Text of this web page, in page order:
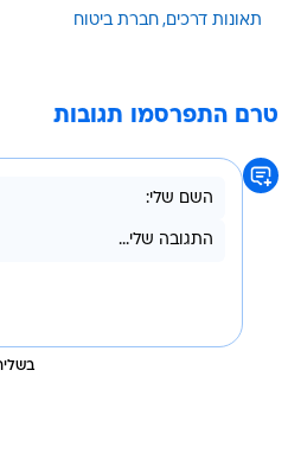
תאונות דרכים חברת ביטוח
טרם התפרסמו תגובות